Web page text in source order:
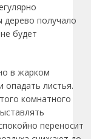
дерево получало
будет
в жарком
листья.
комнатного
переносит